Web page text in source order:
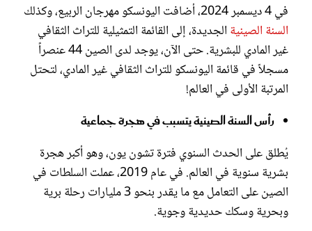
في 4 ديسمبر 2024، أضافت اليونسكو مهرجان الربيع، وكذلك
السنة الصينية الجديدة، إلى القائمة التمثيلية للتراث الثقافي
غير المادي للبشرية. حتى الآن، يوجد لدى الصين 44 عنصراً
مسجلاً في قائمة اليونسكو للتراث الثقافي غير المادي، لتحتل
المرتبة الأولى في العالم!
رأس السنة الصينية يتسبب في هجرة جماعية
يُطلق على الحدث السنوي فترة تشون يون، وهو أكبر هجرة
بشرية سنوية في العالم. في عام 2019، عملت السلطات في
الصين على التعامل مع ما يقدر بنحو 3 مليارات رحلة برية
وبحرية وسكك حديدية وجوية.